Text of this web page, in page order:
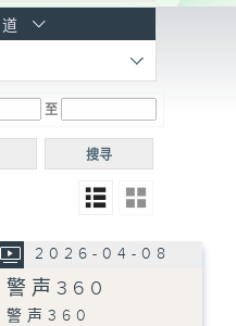
电台
普通
至
搜寻
2026-04-08
警声360
警声360